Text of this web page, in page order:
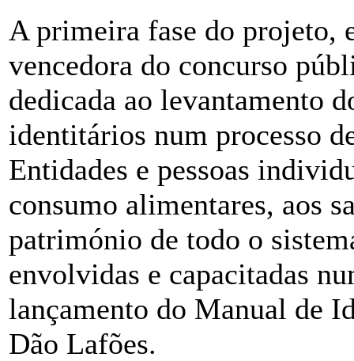
A primeira fase do projeto,
vencedora do concurso
dedicada ao levantamento
identitários num processo
Entidades e pessoas
consumo alimentares, aos
património de todo o
envolvidas e capacitadas
lançamento do Manual de
Dão Lafões.